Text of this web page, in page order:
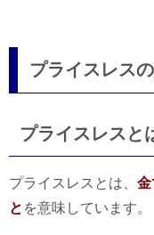
プライスレス
プライスレスと
プライスレスとは、 金
と を意味しています。